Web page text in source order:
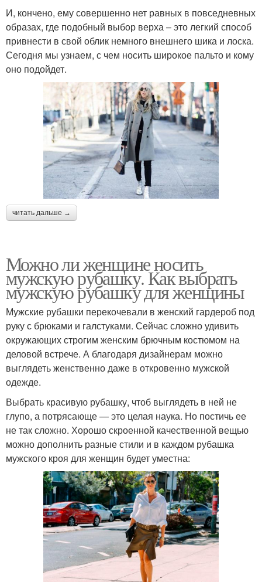
И, кончено, ему совершенно нет равных в повседневных
образах, где подобный выбор верха – это легкий способ
привнести в свой облик немного внешнего шика и лоска.
Сегодня мы узнаем, с чем носить широкое пальто и кому
оно подойдет.
читать дальше →
Можно ли женщине носить
мужскую рубашку. Как выбрать
мужскую рубашку для женщины
Мужские рубашки перекочевали в женский гардероб под
руку с брюками и галстуками. Сейчас сложно удивить
окружающих строгим женским брючным костюмом на
деловой встрече. А благодаря дизайнерам можно
выглядеть женственно даже в откровенно мужской
одежде.
Выбрать красивую рубашку, чтоб выглядеть в ней не
глупо, а потрясающе — это целая наука. Но постичь ее
не так сложно. Хорошо скроенной качественной вещью
можно дополнить разные стили и в каждом рубашка
мужского кроя для женщин будет уместна: